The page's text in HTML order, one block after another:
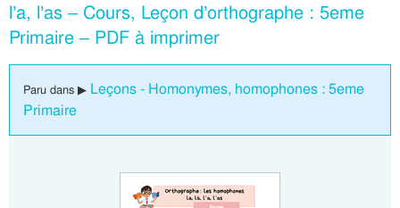
l’a, l’as – Cours, Leçon d’orthographe : 5eme
Primaire – PDF à imprimer
Paru dans ▶ Leçons - Homonymes, homophones : 5eme
Primaire